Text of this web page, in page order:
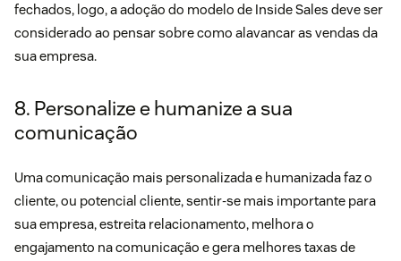
fechados, logo, a adoção do modelo de Inside Sales deve ser
considerado ao pensar sobre como alavancar as vendas da
sua empresa.
8. Personalize e humanize a sua
comunicação
Uma comunicação mais personalizada e humanizada faz o
cliente, ou potencial cliente, sentir-se mais importante para
sua empresa, estreita relacionamento, melhora o
engajamento na comunicação e gera melhores taxas de